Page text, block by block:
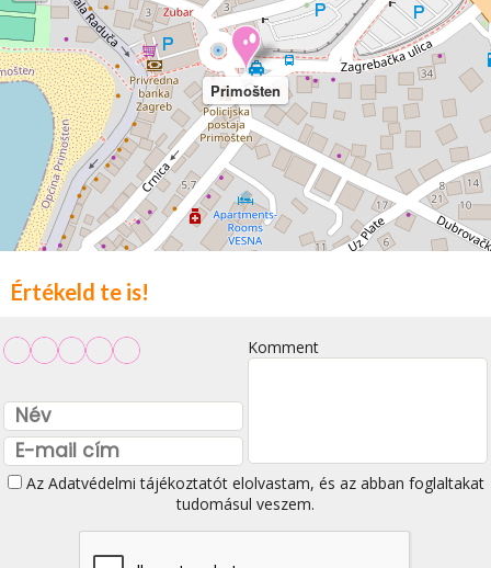
Primošten
Értékeld te is!
Komment
Az Adatvédelmi tájékoztatótelolvastam, és az abban foglaltakat
tudomásul veszem.